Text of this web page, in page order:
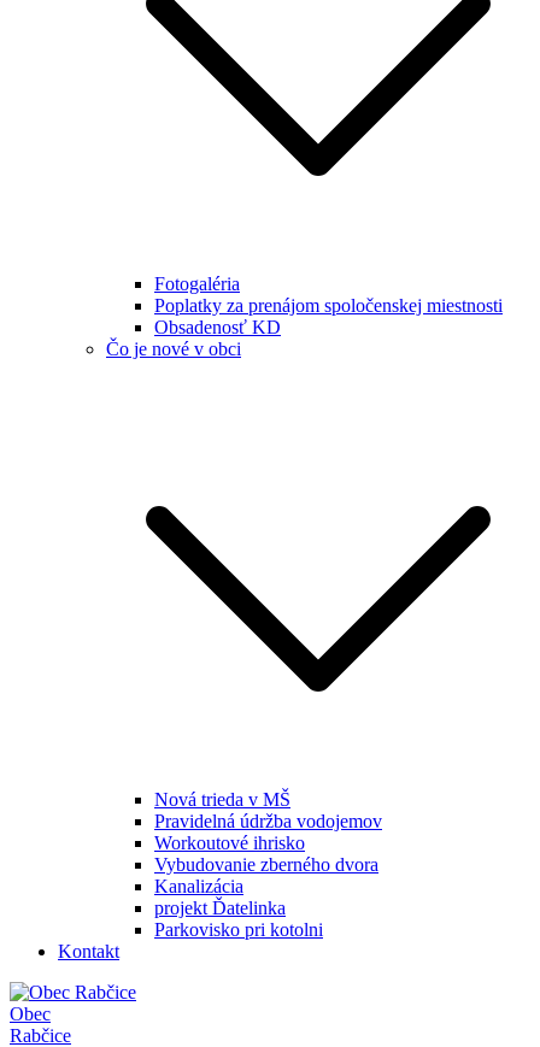
Fotogaléria
Poplatky za prenájom spoločenskej miestnosti
Obsadenosť KD
Čo je nové v obci
Nová trieda v MŠ
Pravidelná údržba vodojemov
Workoutové ihrisko
Vybudovanie zberného dvora
Kanalizácia
projekt Ďatelinka
Parkovisko pri kotolni
Kontakt
Obec
Rabčice